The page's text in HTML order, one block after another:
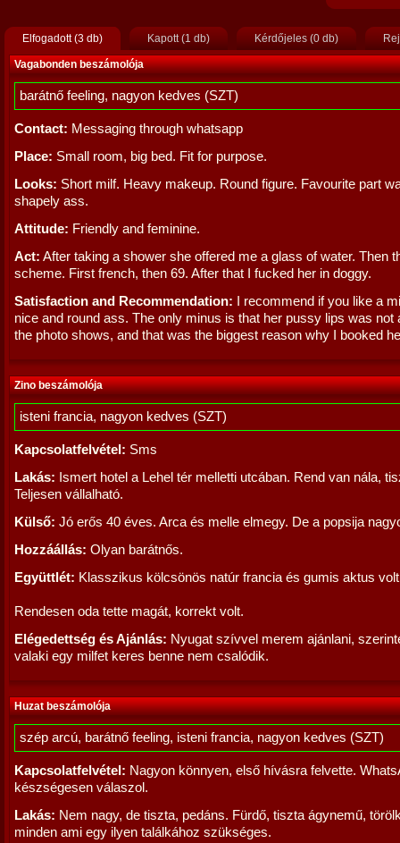
Elfogadott (3 db) Kapott (1 db) Kérdőjeles (0 db)
Vagabonden beszámolója
barátnő feeling, nagyon kedves (SZT)
Contact: Messaging through whatsapp
Place: Small room, big bed. Fit for purpose.
Looks: Short milf. Heavy makeup. Round figure. Favourite part
shapely ass.
Attitude: Friendly and feminine.
Act: After taking a shower she offered me a glass of water. Then
scheme. First french, then 69. After that I fucked her in doggy.
Satisfaction and Recommendation: I recommend if you like a
nice and round ass. The only minus is that her pussy lips was not
the photo shows, and that was the biggest reason why I booked
Zino beszámolója
isteni francia, nagyon kedves (SZT)
Kapcsolatfelvétel: Sms
Lakás: Ismert hotel a Lehel tér melletti utcában. Rend van nála,
Teljesen vállalható.
Külső: Jó erős 40 éves. Arca és melle elmegy. De a popsija
Hozzáállás: Olyan barátnős.
Együttlét: Klasszikus kölcsönös natúr francia és gumis aktus
Rendesen oda tette magát, korrekt volt.
Elégedettség és Ajánlás: Nyugat szívvel merem ajánlani,
valaki egy milfet keres benne nem csalódik.
Huzat beszámolója
szép arcú, barátnő feeling, isteni francia, nagyon kedves (SZT)
Kapcsolatfelvétel: Nagyon könnyen, első hívásra felvette.
készségesen válaszol.
Lakás: Nem nagy, de tiszta, pedáns. Fürdő, tiszta ágynemű,
minden ami egy ilyen találkához szükséges.